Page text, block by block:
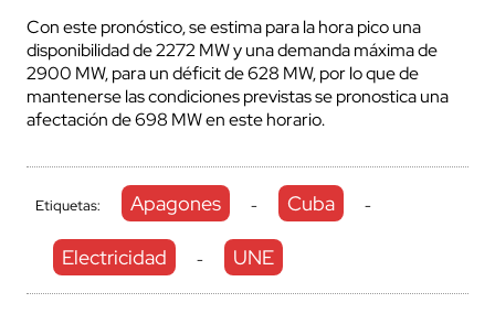
Con este pronóstico, se estima para la hora pico una
disponibilidad de 2272 MW y una demanda máxima de
2900 MW, para un déficit de 628 MW, por lo que de
mantenerse las condiciones previstas se pronostica una
afectación de 698 MW en este horario.
Etiquetas: Apagones - Cuba -
Electricidad - UNE